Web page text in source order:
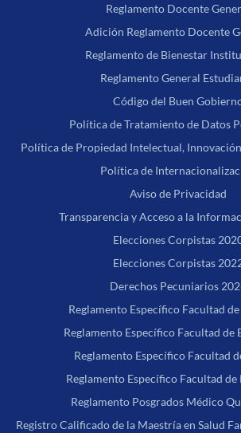
Reglamento Docente
Adición Reglamento Docente
Reglamento de Bienestar
Reglamento General
Código del Buen
Política de Tratamiento de Datos
Política de Propiedad Intelectual,
Política de
Aviso de Privacidad
Transparencia y Acceso a la
Elecciones Corpistas
Elecciones Corpistas
Derechos Pecuniarios
Reglamento Específico Facultad
Reglamento Específico Facultad de
Reglamento Específico Facultad
Reglamento Específico Facultad de
Reglamento Posgrados Médico
Registro Calificado de la Maestría en Salud